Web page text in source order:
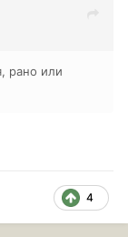
рано или
4